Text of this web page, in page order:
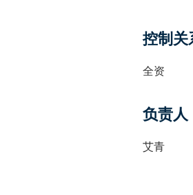
控制关
全资
负责人
艾青